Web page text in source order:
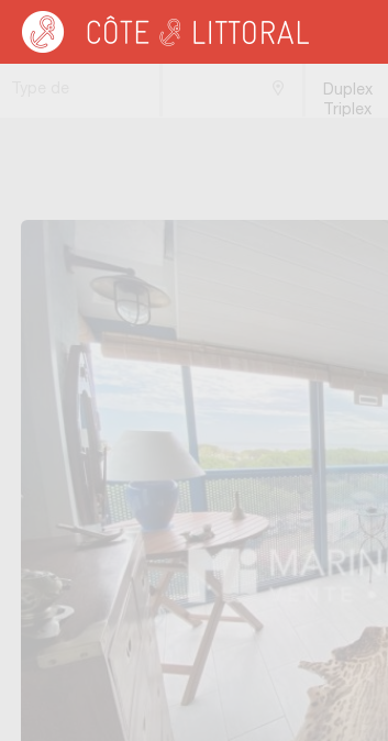
Côte & Littoral > Immobilier bord de mer>Appartements bord
Triplex